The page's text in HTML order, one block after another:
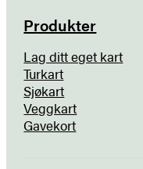
Produkter
Lag ditt eget kart
Turkart
Sjøkart
Veggkart
Gavekort